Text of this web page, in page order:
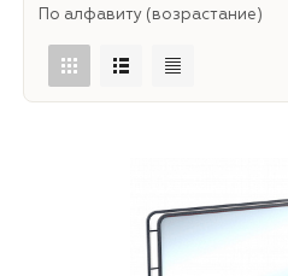
По алфавиту (возрастание)